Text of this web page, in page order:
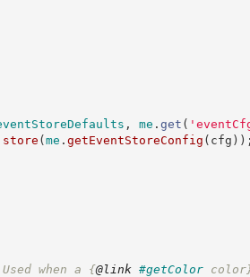
, me . get ( '
store (me . getEventStoreConfig ( cfg ) ) ;
when a {@link #getColor